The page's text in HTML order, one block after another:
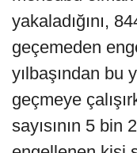
yakaladığını,
geçemeden
yılbaşından bu
geçmeye
sayısının 5